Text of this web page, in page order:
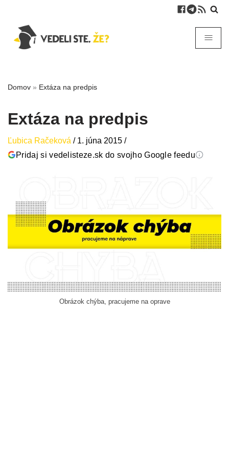
Domov » Extáza na predpis
Extáza na predpis
Ľubica Račeková / 1. júna 2015 /
Pridaj si vedelisteze.sk do svojho Google feedu
Obrázok chýba, pracujeme na oprave